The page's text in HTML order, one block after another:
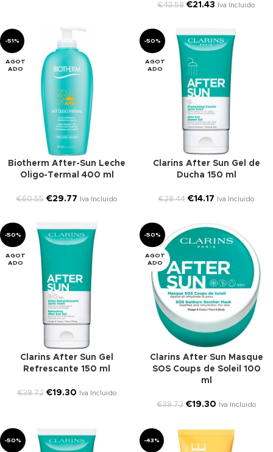
€43.58 €21.43 Iva Incluido
-51%
AGOT
ADO
Biotherm After-Sun Leche
Oligo-Termal 400 ml
€60.55 €29.77 Iva Incluido
-50%
AGOT
ADO
Clarins After Sun Gel de
Ducha 150 ml
€28.44 €14.17 Iva Incluido
-50%
AGOT
ADO
Clarins After Sun Gel
Refrescante 150 ml
€38.72 €19.30 Iva Incluido
-50%
AGOT
ADO
Clarins After Sun Masque
SOS Coups de Soleil 100
ml
€38.72 €19.30 Iva Incluido
-50% -43%